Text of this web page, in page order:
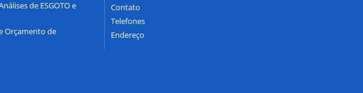
de ESGOTO e
Orçamento de
Contato
Telefones
Endereço